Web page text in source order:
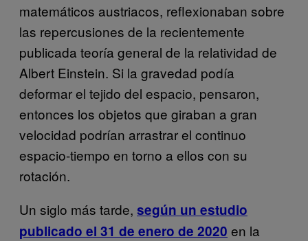
matemáticos austriacos, reflexionaban sobre
las repercusiones de la recientemente
publicada teoría general de la relatividad de
Albert Einstein. Si la gravedad podía
deformar el tejido del espacio, pensaron,
entonces los objetos que giraban a gran
velocidad podrían arrastrar el continuo
espacio-tiempo en torno a ellos con su
rotación.
Un siglo más tarde, según un estudio
publicado el 31 de enero de 2020 en la